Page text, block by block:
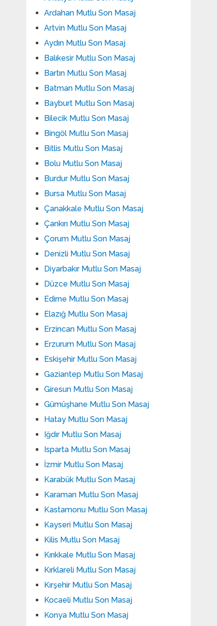
Ardahan Mutlu Son Masaj
Artvin Mutlu Son Masaj
Aydın Mutlu Son Masaj
Balıkesir Mutlu Son Masaj
Bartın Mutlu Son Masaj
Batman Mutlu Son Masaj
Bayburt Mutlu Son Masaj
Bilecik Mutlu Son Masaj
Bingöl Mutlu Son Masaj
Bitlis Mutlu Son Masaj
Bolu Mutlu Son Masaj
Burdur Mutlu Son Masaj
Bursa Mutlu Son Masaj
Çanakkale Mutlu Son Masaj
Çankırı Mutlu Son Masaj
Çorum Mutlu Son Masaj
Denizli Mutlu Son Masaj
Diyarbakır Mutlu Son Masaj
Düzce Mutlu Son Masaj
Edirne Mutlu Son Masaj
Elazığ Mutlu Son Masaj
Erzincan Mutlu Son Masaj
Erzurum Mutlu Son Masaj
Eskişehir Mutlu Son Masaj
Gaziantep Mutlu Son Masaj
Giresun Mutlu Son Masaj
Gümüşhane Mutlu Son Masaj
Hatay Mutlu Son Masaj
Iğdır Mutlu Son Masaj
Isparta Mutlu Son Masaj
İzmir Mutlu Son Masaj
Karabük Mutlu Son Masaj
Karaman Mutlu Son Masaj
Kastamonu Mutlu Son Masaj
Kayseri Mutlu Son Masaj
Kilis Mutlu Son Masaj
Kırıkkale Mutlu Son Masaj
Kırklareli Mutlu Son Masaj
Kırşehir Mutlu Son Masaj
Kocaeli Mutlu Son Masaj
Konya Mutlu Son Masaj